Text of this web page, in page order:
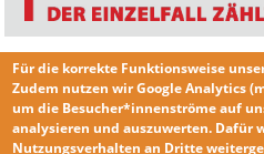
Für die korrekte Funktionsweise
Zudem nutzen wirGoogle Analytics
um die Besucher*innenströme auf
analysieren und auszuwerten. Dafür
Nutzungsverhalten an Dritte